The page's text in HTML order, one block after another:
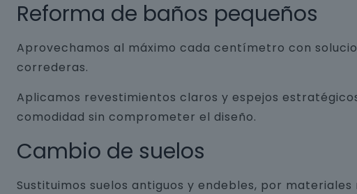
Reforma de baños pequeños
Aprovechamos al máximo cada centímetro con
correderas.
Aplicamos revestimientos claros y espejos
comodidad sin comprometer el diseño.
Cambio de suelos
Sustituimos suelos antiguos y endebles, por